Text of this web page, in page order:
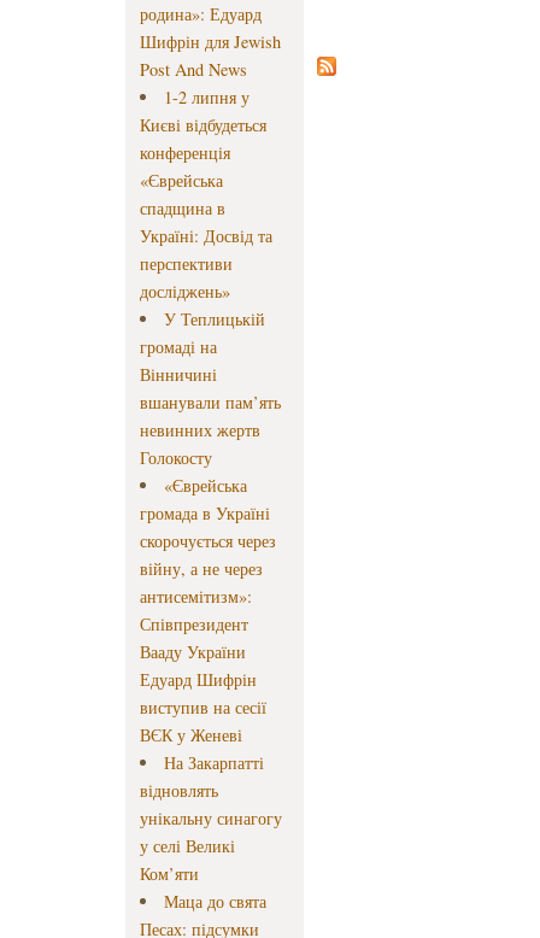
родина»: Едуард
Шифрін для Jewish
Post And News
1-2 липня у
Києві відбудеться
конференція
«Єврейська
спадщина в
Україні: Досвід та
перспективи
досліджень»
У Теплицькій
громаді на
Вінничині
вшанували пам’ять
невинних жертв
Голокосту
«Єврейська
громада в Україні
скорочується через
війну, а не через
антисемітизм»:
Співпрезидент
Вааду України
Едуард Шифрін
виступив на сесії
ВЄК у Женеві
На Закарпатті
відновлять
унікальну синагогу
у селі Великі
Ком’яти
Маца до свята
Песах: підсумки